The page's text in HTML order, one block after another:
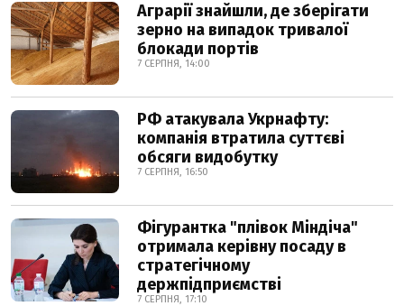
Аграрії знайшли, де зберігати
зерно на випадок тривалої
блокади портів
7 СЕРПНЯ, 14:00
РФ атакувала Укрнафту:
компанія втратила суттєві
обсяги видобутку
7 СЕРПНЯ, 16:50
Фігурантка "плівок Міндіча"
отримала керівну посаду в
стратегічному
держпідприємстві
7 СЕРПНЯ, 17:10